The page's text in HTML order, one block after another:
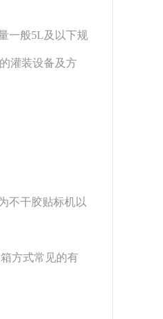
一般5L及以下规
灌装设备及方
不干胶贴标机以
方式常见的有